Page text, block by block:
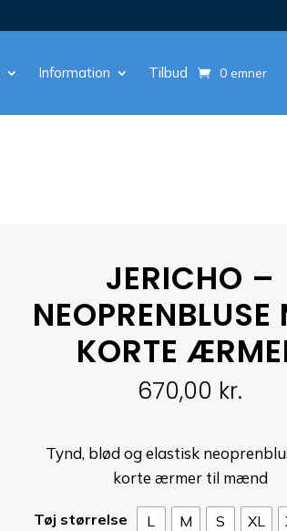
Information Tilbud 0 emner
JERICHO –
NEOPRENBLUSE
KORTE
670,00 kr.
Tynd, blød og elastisk
korte ærmer til mænd
Tøj størrelse L M S XL